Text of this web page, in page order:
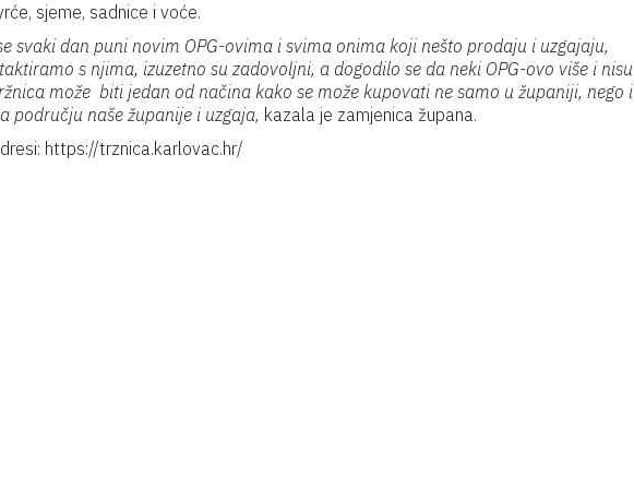
sjeme, sadnice i voće.
svaki dan puni novim OPG-ovima i svima onima koji nešto prodaju i uzgajaju,
s njima, izuzetno su zadovoljni, a dogodilo se da neki OPG-ovo više i nisu
može biti jedan od načina kako se može kupovati ne samo u županiji, nego i
području naše županije i uzgaja, kazala je zamjenica župana.
https://trznica.karlovac.hr/